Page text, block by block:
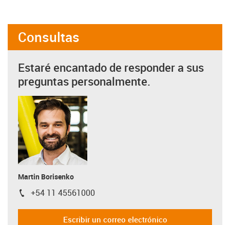
Consultas
Estaré encantado de responder a sus
preguntas personalmente.
Martin Borisenko
igus-icon-phone
+54 11 45561000
Escribir un correo electrónico